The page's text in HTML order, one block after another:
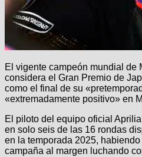
El vigente campeón mundial de
considera el Gran Premio de
como el final de su
«extremadamente positivo» en
El piloto del equipo oficial
en solo seis de las 16 rondas
en la temporada 2025,
campaña al margen luchando